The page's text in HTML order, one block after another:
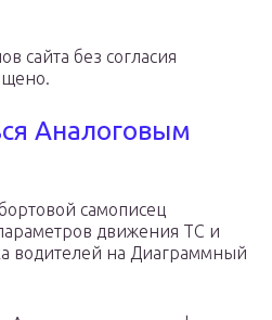
сайта без согласия
Аналоговым
самописец
движения ТС и
водителей на Диаграммный